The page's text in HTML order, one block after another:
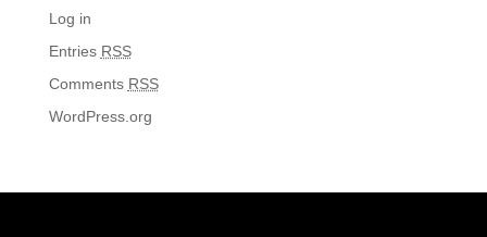
Log in
Entries RSS
Comments RSS
WordPress.org